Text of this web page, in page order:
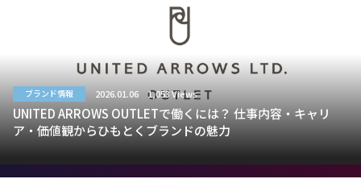
ブランド情報 2026.01.06 1,053 Views
UNITED ARROWS OUTLETで働くには？ 仕事内容・キャリ
ア・価値観からひもとくブランドの魅力